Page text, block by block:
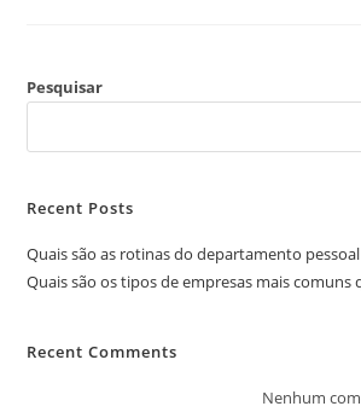
Pesquisar
Recent Posts
Quais são as rotinas do departamento pessoal
Quais são os tipos de empresas mais comuns
Recent Comments
Nenhum